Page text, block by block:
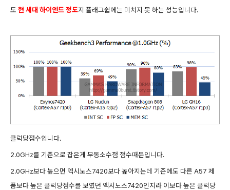
도 현 세대 하이 엔드 정도지 플래그쉽에는 미치지 못 하는 성능입니다.
클럭당점수입니다.
2.0GHz를 기준으로 잡은게 부동소수점 점수때문입니다.
2.0GHz보다 높으면 엑시노스7420보다 높아지는데 기존에도 다른 A57 제
품보다 높은 클럭당점수를 보였던 엑시노스7420인지라 이보다 높은 클럭당